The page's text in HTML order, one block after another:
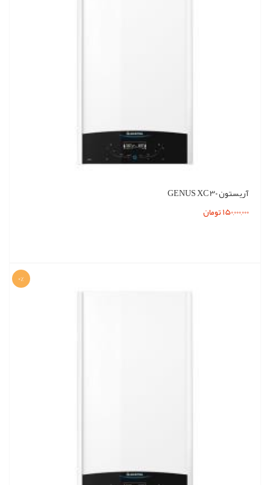
آریستون GENUS XC 30
150,000,000 تومان
0%